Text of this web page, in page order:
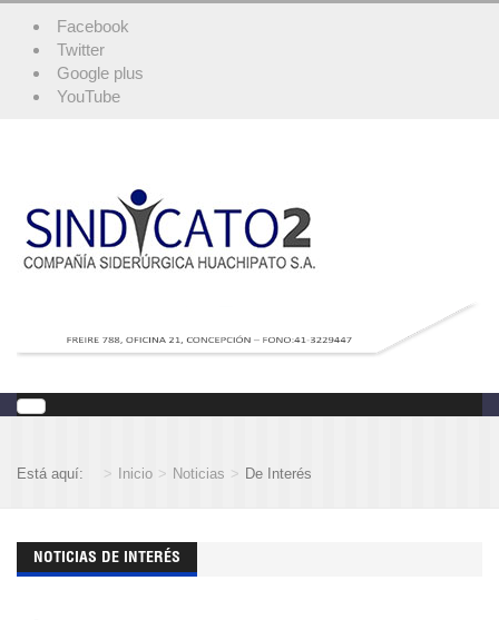
Facebook
Twitter
Google plus
YouTube
Está aquí: Inicio Noticias De Interés
NOTICIAS DE INTERÉS